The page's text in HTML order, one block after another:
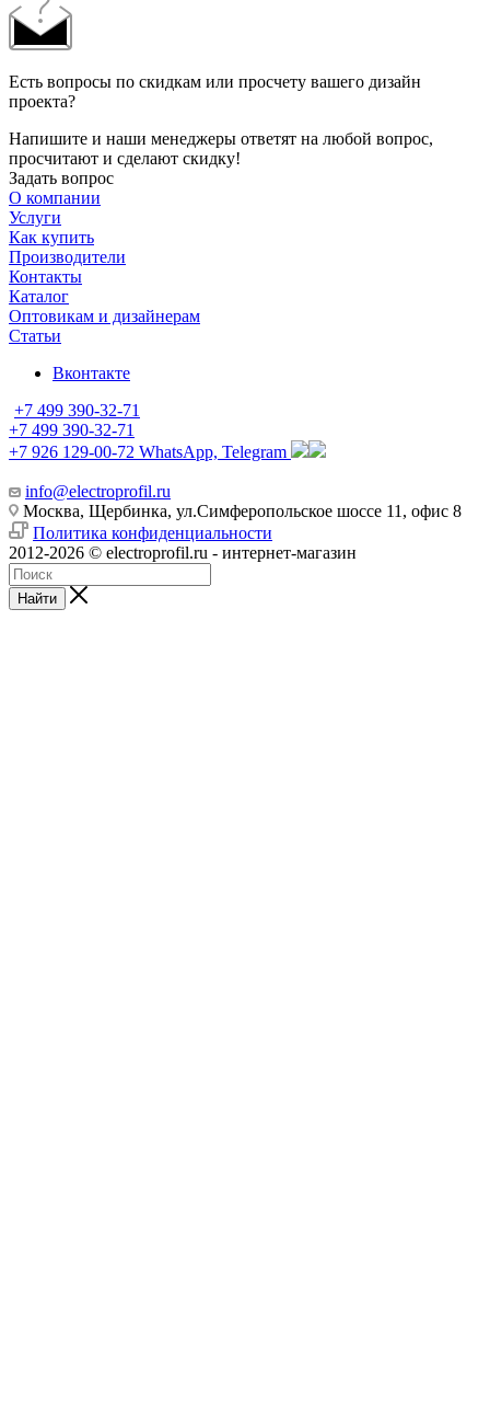
Есть вопросы по скидкам или просчету вашего дизайн
проекта?
Напишите и наши менеджеры ответят на любой вопрос,
просчитают и сделают скидку!
Задать вопрос
О компании
Услуги
Как купить
Производители
Контакты
Каталог
Оптовикам и дизайнерам
Статьи
Вконтакте
+7 499 390-32-71
+7 499 390-32-71
+7 926 129-00-72 WhatsApp, Telegram
info@electroprofil.ru
Москва, Щербинка, ул.Симферопольское шоссе 11, офис 8
Политика конфиденциальности
2012-2026 © electroprofil.ru - интернет-магазин
Найти